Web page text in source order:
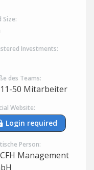
Size:
Investments:
des Teams:
11-50 Mitarbeiter
Website:
Login required
Person:
CFH Management